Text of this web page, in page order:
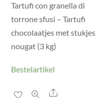
Tartufi con granella di
torrone sfusi – Tartufi
chocolaatjes met stukjes
nougat (3 kg)
Bestelartikel
Share